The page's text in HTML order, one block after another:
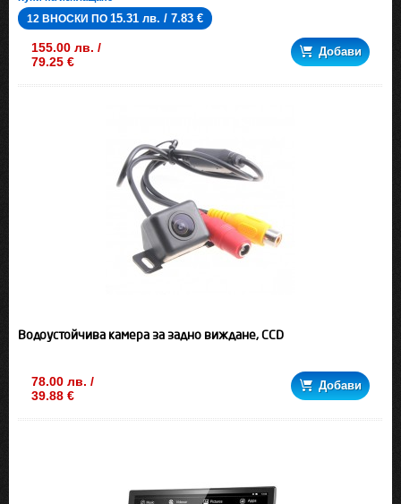
12 ВНОСКИ ПО 15.31 лв. / 7.83 €
155.00 лв. /
79.25 €
Добави
Водоустойчива камера за задно виждане, CCD
78.00 лв. /
39.88 €
Добави